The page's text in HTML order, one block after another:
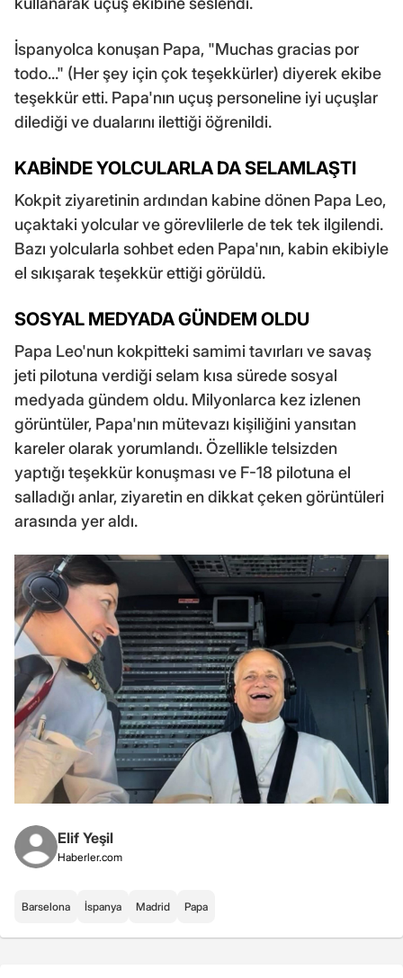
İspanyolca konuşan Papa, "Muchas gracias por
todo..." (Her şey için çok teşekkürler) diyerek ekibe
teşekkür etti. Papa'nın uçuş personeline iyi uçuşlar
dilediği ve dualarını ilettiği öğrenildi.
KABİNDE YOLCULARLA DA SELAMLAŞTI
Kokpit ziyaretinin ardından kabine dönen Papa Leo,
uçaktaki yolcular ve görevlilerle de tek tek ilgilendi.
Bazı yolcularla sohbet eden Papa'nın, kabin ekibiyle
el sıkışarak teşekkür ettiği görüldü.
SOSYAL MEDYADA GÜNDEM OLDU
Papa Leo'nun kokpitteki samimi tavırları ve savaş
jeti pilotuna verdiği selam kısa sürede sosyal
medyada gündem oldu. Milyonlarca kez izlenen
görüntüler, Papa'nın mütevazı kişiliğini yansıtan
kareler olarak yorumlandı. Özellikle telsizden
yaptığı teşekkür konuşması ve F-18 pilotuna el
salladığı anlar, ziyaretin en dikkat çeken görüntüleri
arasında yer aldı.
Elif Yeşil
Haberler.com
Barselona İspanya Madrid Papa